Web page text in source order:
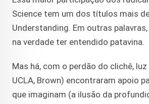
Science tem um dos títulos mais
Understanding. Em outras
na verdade ter entendido patavina.
Mas há, com o perdão do clichê,
UCLA, Brown) encontraram apoio
que imaginam (a ilusão da